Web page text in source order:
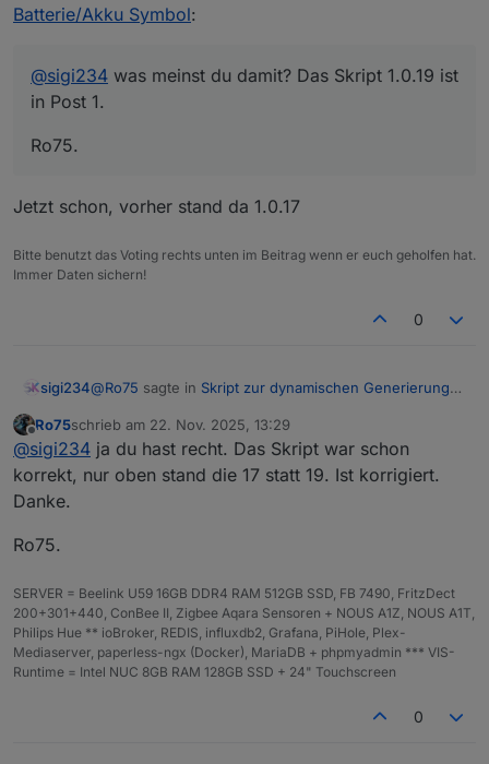
Batterie/Akku Symbol:
@sigi234 was meinst du damit? Das Skript 1.0.19 ist
in Post 1.
Ro75.
Jetzt schon, vorher stand da 1.0.17
Bitte benutzt das Voting rechts unten im Beitrag wenn er euch geholfen hat.
Immer Daten sichern!
0
sigi234@Ro75 sagte in Skript zur dynamischen Generierung
@sigi234was meinst du damit? Das Skript 1.0.19
ist in Post 1.
Jetzt schon, vorher stand da 1.0.17
Offline
Ro75schrieb am 22. Nov. 2025, 13:29
zuletzt editiert von
@sigi234 ja du hast recht. Das Skript war schon
korrekt, nur oben stand die 17 statt 19. Ist korrigiert.
Danke.
Ro75.
SERVER = Beelink U59 16GB DDR4 RAM 512GB SSD, FB 7490, FritzDect
200+301+440, ConBee II, Zigbee Aqara Sensoren + NOUS A1Z, NOUS A1T,
Philips Hue ** ioBroker, REDIS, influxdb2, Grafana, PiHole, Plex-
Mediaserver, paperless-ngx (Docker), MariaDB + phpmyadmin *** VIS-
Runtime = Intel NUC 8GB RAM 128GB SSD + 24" Touchscreen
0